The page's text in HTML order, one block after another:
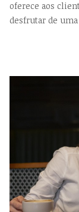
oferece aos
desfrutar de